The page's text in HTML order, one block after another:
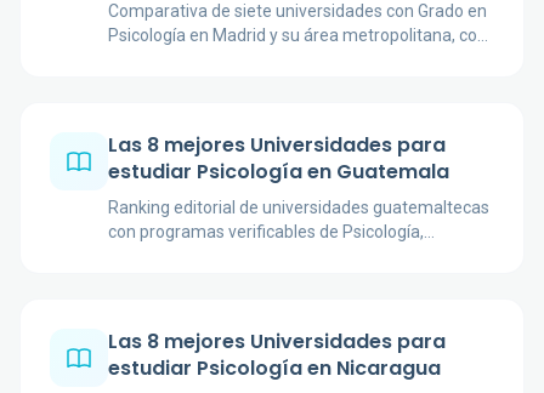
Comparativa de siete universidades con Grado en
Psicología en Madrid y su área metropolitana, con
Las 8 mejores Universidades para
estudiar Psicología en Guatemala
Ranking editorial de universidades guatemaltecas
con programas verificables de Psicología,
Las 8 mejores Universidades para
estudiar Psicología en Nicaragua